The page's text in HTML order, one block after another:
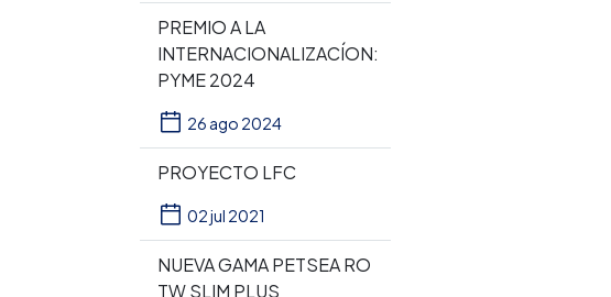
PREMIO A LA
INTERNACIONALIZACÍON:
PYME 2024
26 ago 2024
PROYECTO LFC
02 jul 2021
NUEVA GAMA PETSEA RO
TW SLIM PLUS